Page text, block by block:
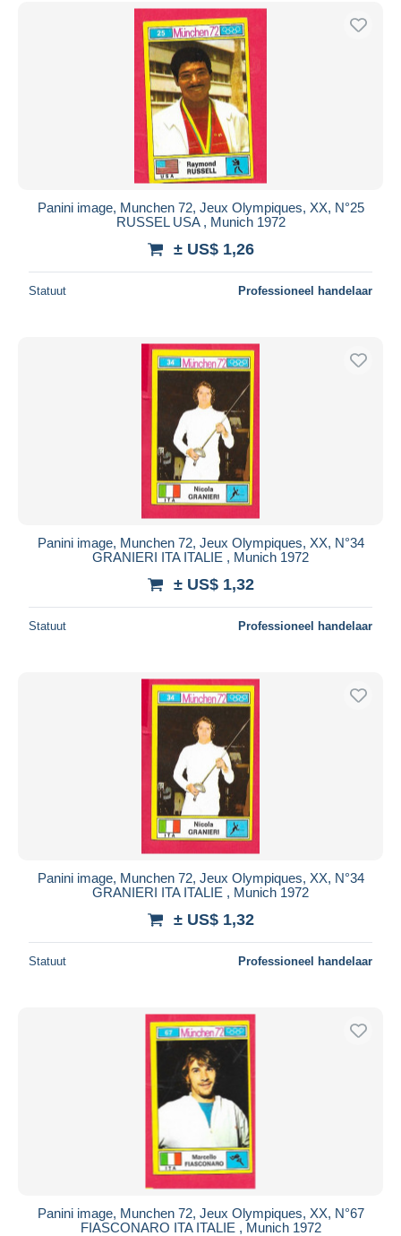
Bankoverschrijving
Mastercard
Bancontact
Maestro
Woonplaats van de verkoper
Toepassen
Panini image, Munchen 72, Jeux Olympiques, XX, N°25
RUSSEL USA , Munich 1972
± US$ 1,26
Statuut Professioneel handelaar
Panini image, Munchen 72, Jeux Olympiques, XX, N°34
GRANIERI ITA ITALIE , Munich 1972
± US$ 1,32
Statuut Professioneel handelaar
Panini image, Munchen 72, Jeux Olympiques, XX, N°34
GRANIERI ITA ITALIE , Munich 1972
± US$ 1,32
Statuut Professioneel handelaar
Panini image, Munchen 72, Jeux Olympiques, XX, N°67
FIASCONARO ITA ITALIE , Munich 1972